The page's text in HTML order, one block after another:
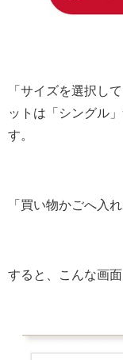
「サイズを選択し
ットは「シングル
す。
「買い物かごへ入
すると、こんな画面